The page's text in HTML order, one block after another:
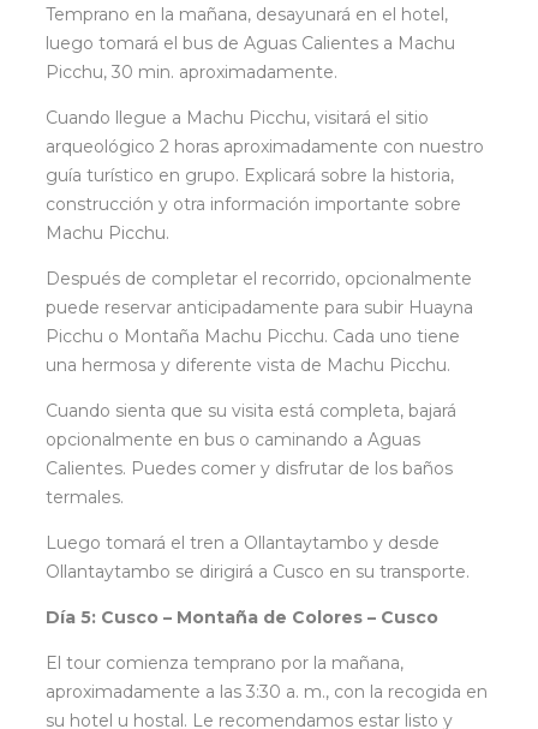
Temprano en la mañana, desayunará en el hotel,
luego tomará el bus de Aguas Calientes a Machu
Picchu, 30 min. aproximadamente.
Cuando llegue a Machu Picchu, visitará el sitio
arqueológico 2 horas aproximadamente con nuestro
guía turístico en grupo. Explicará sobre la historia,
construcción y otra información importante sobre
Machu Picchu.
Después de completar el recorrido, opcionalmente
puede reservar anticipadamente para subir Huayna
Picchu o Montaña Machu Picchu. Cada uno tiene
una hermosa y diferente vista de Machu Picchu.
Cuando sienta que su visita está completa, bajará
opcionalmente en bus o caminando a Aguas
Calientes. Puedes comer y disfrutar de los baños
termales.
Luego tomará el tren a Ollantaytambo y desde
Ollantaytambo se dirigirá a Cusco en su transporte.
Día 5: Cusco – Montaña de Colores – Cusco
El tour comienza temprano por la mañana,
aproximadamente a las 3:30 a. m., con la recogida en
su hotel u hostal. Le recomendamos estar listo y